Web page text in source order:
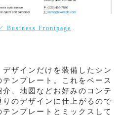
Business Frontpage
ザインだけを装備したシン
ンプレート。これをベース
、地図などお好みのコンテ
のデザインに仕上がるので
ンプレートとミックスして